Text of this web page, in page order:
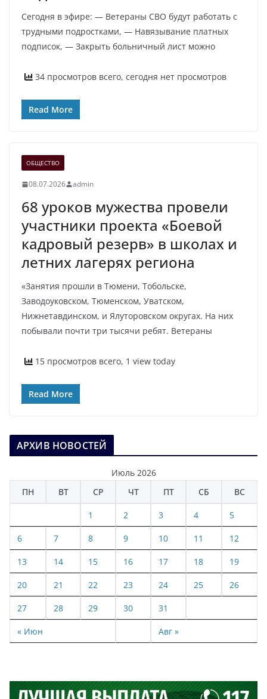
Сегодня в эфире: — Ветераны СВО будут работать с
трудными подростками, — Навязывание платных
подписок, — Закрыть больничный лист можно
34 просмотров всего, сегодня нет просмотров
Read More
ОБЩЕСТВО
08.07.2026 admin
68 уроков мужества провели
участники проекта «Боевой
кадровый резерв» в школах и
летних лагерях региона
«Занятия прошли в Тюмени, Тобольске,
Заводоуковском, Тюменском, Уватском,
Нижнетавдинском, и Ялуторовском округах. На них
побывали почти три тысячи ребят. Ветераны
15 просмотров всего, 1 view today
Read More
АРХИВ НОВОСТЕЙ
Июль 2026
ПН
ВТ СР ЧТ ПТ СБ ВС
« Июн Авг »
1 2 3 4 5
6 7 8 9 10 11 12
13 14 15 16 17 18 19
20 21 22 23 24 25 26
27 28 29 30 31